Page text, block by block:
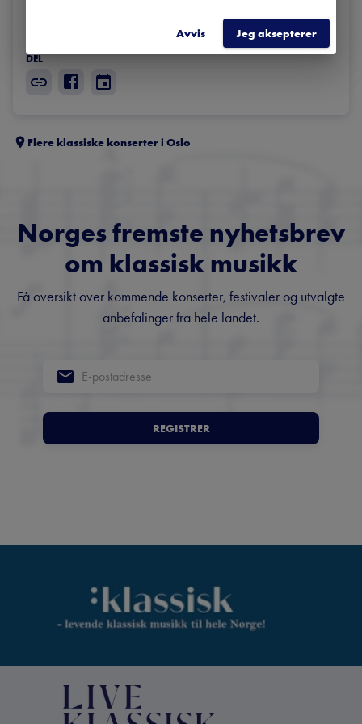
Orlando Gibbons (1583 – 1625): Consort Anthem
DEL
Flere klassiske konserter i Oslo
Norges fremste nyhetsbrev
om klassisk musikk
Få oversikt over kommende konserter, festivaler og utvalgte
anbefalinger fra hele landet.
REGISTRER
Avvis Jeg aksepterer